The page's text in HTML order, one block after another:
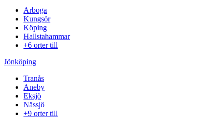
Arboga
Kungsör
Köping
Hallstahammar
+6 orter till
Jönköping
Tranås
Aneby
Eksjö
Nässjö
+9 orter till